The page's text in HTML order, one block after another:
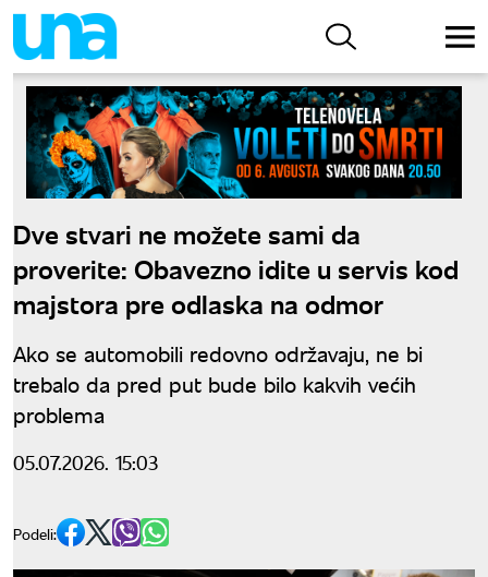
Dve stvari ne možete sami da
proverite: Obavezno idite u servis kod
majstora pre odlaska na odmor
Ako se automobili redovno održavaju, ne bi
trebalo da pred put bude bilo kakvih većih
problema
05.07.2026. 15:03
Podeli: